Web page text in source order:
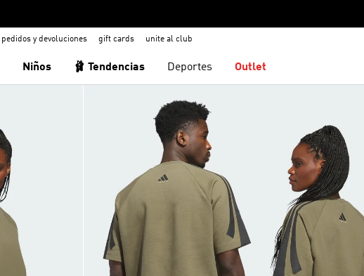
pedidos y devoluciones gift cards unite al club
Niños 🩰 Tendencias Deportes Outlet